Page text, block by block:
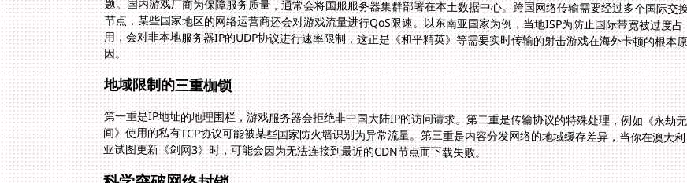
因。
地域限制的三重枷锁
第一重是IP地址的地理围栏，游戏服务器会拒绝非中国大陆IP的访问请求。第二重是传输协议的特殊处理，例如《永劫无
间》使用的私有TCP协议可能被某些国家防火墙识别为异常流量。第三重是内容分发网络的地域缓存差异，当你在澳大利
亚试图更新《剑网3》时，可能会因为无法连接到最近的CDN节点而下载失败。